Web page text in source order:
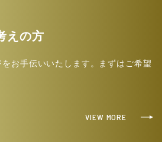
えの方
お手伝いいたします。まずはご希望
VIEW MORE